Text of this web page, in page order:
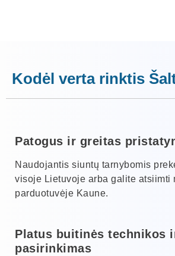
Kodėl verta rinktis
Patogus ir greitas
Naudojantis siuntų tarnybomis
visoje Lietuvoje arba galite atsiimti
parduotuvėje Kaune.
Platus buitinės technikos
pasirinkimas